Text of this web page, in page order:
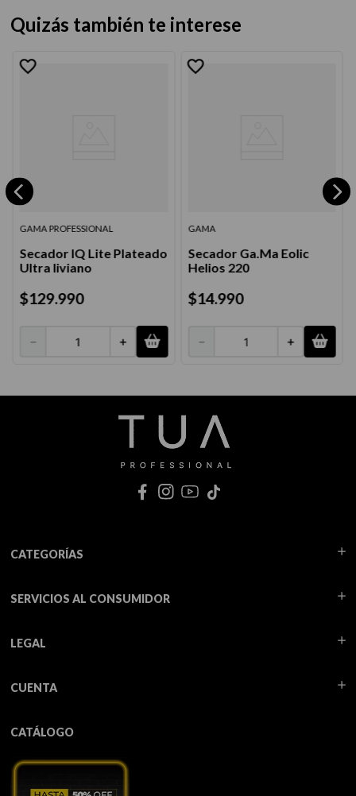
Quizás también te interese
GAMA PROFESSIONAL
Secador IQ Lite Plateado
Ultra liviano
$129.990
＋
－
GAMA
Secador Ga.Ma Eolic
Helios 220
$14.990
＋
－
CATEGORÍAS
SERVICIOS AL CONSUMIDOR
LEGAL
CUENTA
CATÁLOGO